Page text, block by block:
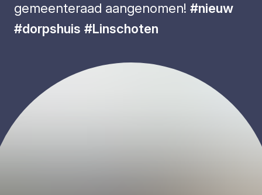
gemeenteraad aangenomen! #nieuw
#dorpshuis #Linschoten